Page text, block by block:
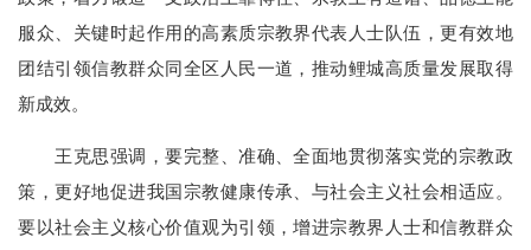
服众、关键时起作用的高素质宗教界代表人士队伍，更有效地
团结引领信教群众同全区人民一道，推动鲤城高质量发展取得
新成效。
王克思强调，要完整、准确、全面地贯彻落实党的宗教政
策，更好地促进我国宗教健康传承、与社会主义社会相适应。
要以社会主义核心价值观为引领，增进宗教界人士和信教群众